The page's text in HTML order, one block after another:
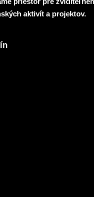
aktivít a projektov.